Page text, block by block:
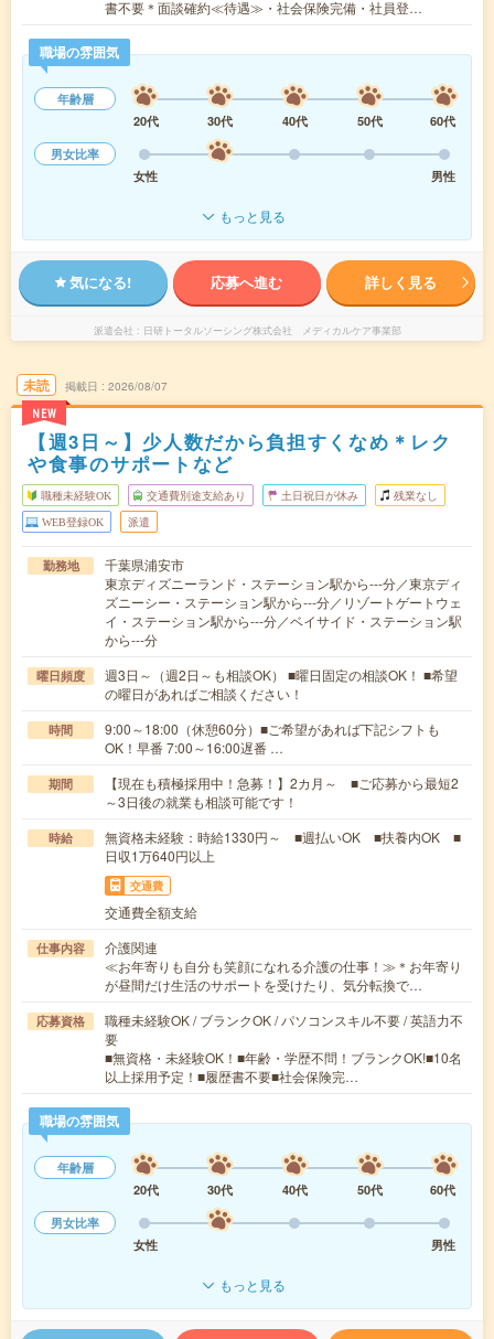
書不要＊面談確約≪待遇≫・社会保険完備・社員登…
職場の雰囲気
年齢層
20代
30代 40代 50代
60代
男女比率
女性
男性
もっと見る
気になる! 応募へ進む 詳しく見る
派遣会社 日研トータルソーシング株式会社 メディカルケア事業部
未読
NEW
掲載日 2026/08/07
【週3日～】少人数だから負担すくなめ＊レク
や食事のサポートなど
職種未経験OK 交通費別途支給あり 土日祝日が休み 残業なし
WEB登録OK 派遣
勤務地
千葉県浦安市
東京ディズニーランド・ステーション駅から---分／東京ディ
ズニーシー・ステーション駅から---分／リゾートゲートウェ
イ・ステーション駅から---分／ベイサイド・ステーション駅
から---分
曜日頻度
週3日～（週2日～も相談OK） ■曜日固定の相談OK！ ■希望
の曜日があればご相談ください！
時間
9:00～18:00（休憩60分）■ご希望があれば下記シフトも
OK！早番 7:00～16:00遅番 …
期間
【現在も積極採用中！急募！】2カ月～ ■ご応募から最短2
～3日後の就業も相談可能です！
時給
無資格未経験：時給1330円～ ■週払いOK ■扶養内OK ■
日収1万640円以上
交通費
交通費全額支給
仕事内容
介護関連
≪お年寄りも自分も笑顔になれる介護の仕事！≫＊お年寄り
が昼間だけ生活のサポートを受けたり、気分転換で…
応募資格
職種未経験OK / ブランクOK / パソコンスキル不要 / 英語力不
要
■無資格・未経験OK！■年齢・学歴不問！ブランクOK!■10名
以上採用予定！■履歴書不要■社会保険完…
職場の雰囲気
年齢層
20代
30代 40代 50代
60代
男女比率
女性
男性
もっと見る